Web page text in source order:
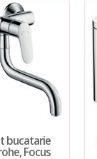
bucatarie
Focus